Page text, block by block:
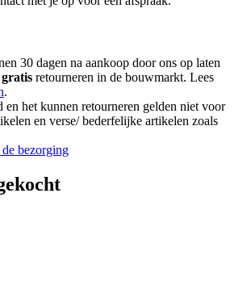
30 dagen na aankoop door ons op laten
gratis retourneren in de bouwmarkt. Lees
.
het kunnen retourneren gelden niet voor
en verse/ bederfelijke artikelen zoals
bezorging